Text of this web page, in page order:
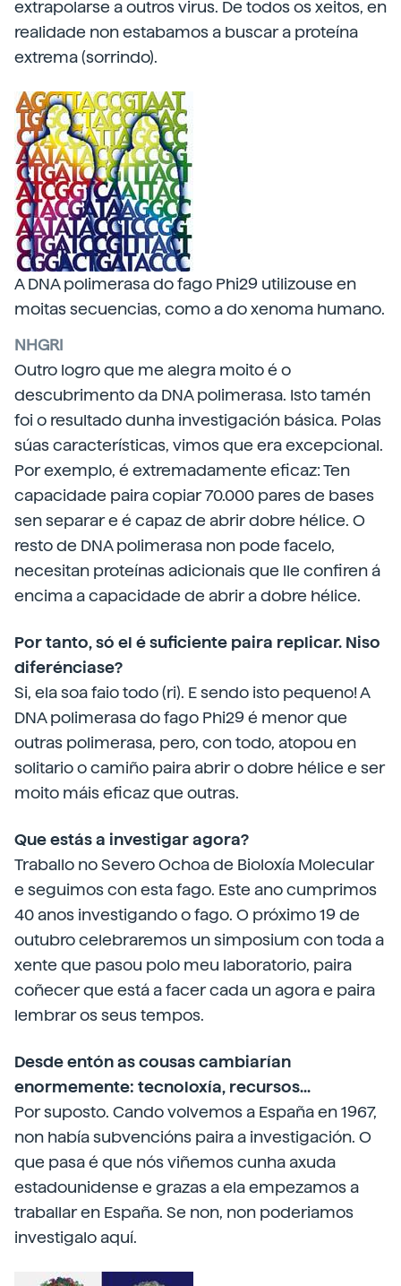
extrapolarse a outros virus. De todos os xeitos, en
realidade non estabamos a buscar a proteína
extrema (sorrindo).
A DNA polimerasa do fago Phi29 utilizouse en
moitas secuencias, como a do xenoma humano.
NHGRI
Outro logro que me alegra moito é o
descubrimento da DNA polimerasa. Isto tamén
foi o resultado dunha investigación básica. Polas
súas características, vimos que era excepcional.
Por exemplo, é extremadamente eficaz: Ten
capacidade paira copiar 70.000 pares de bases
sen separar e é capaz de abrir dobre hélice. O
resto de DNA polimerasa non pode facelo,
necesitan proteínas adicionais que lle confiren á
encima a capacidade de abrir a dobre hélice.
Por tanto, só el é suficiente paira replicar. Niso
diferénciase?
Si, ela soa faio todo (ri). E sendo isto pequeno! A
DNA polimerasa do fago Phi29 é menor que
outras polimerasa, pero, con todo, atopou en
solitario o camiño paira abrir o dobre hélice e ser
moito máis eficaz que outras.
Que estás a investigar agora?
Traballo no Severo Ochoa de Bioloxía Molecular
e seguimos con esta fago. Este ano cumprimos
40 anos investigando o fago. O próximo 19 de
outubro celebraremos un simposium con toda a
xente que pasou polo meu laboratorio, paira
coñecer que está a facer cada un agora e paira
lembrar os seus tempos.
Desde entón as cousas cambiarían
enormemente: tecnoloxía, recursos...
Por suposto. Cando volvemos a España en 1967,
non había subvencións paira a investigación. O
que pasa é que nós viñemos cunha axuda
estadounidense e grazas a ela empezamos a
traballar en España. Se non, non poderiamos
investigalo aquí.